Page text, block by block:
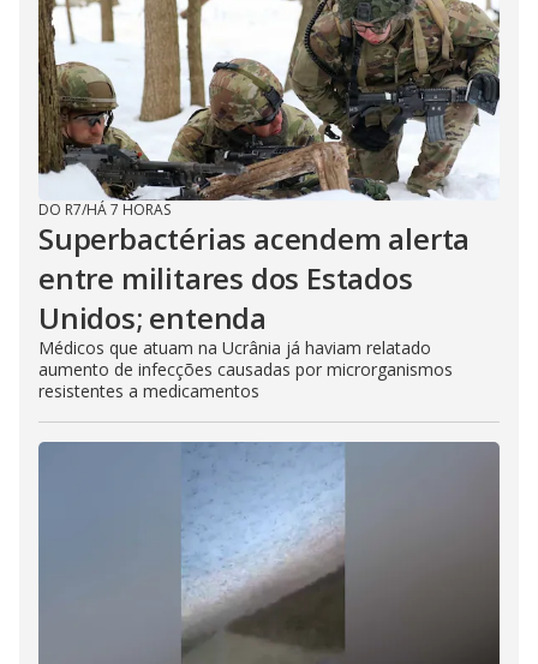
DO R7/HÁ 7 HORAS
Superbactérias acendem alerta
entre militares dos Estados
Unidos; entenda
Médicos que atuam na Ucrânia já haviam relatado
aumento de infecções causadas por microrganismos
resistentes a medicamentos